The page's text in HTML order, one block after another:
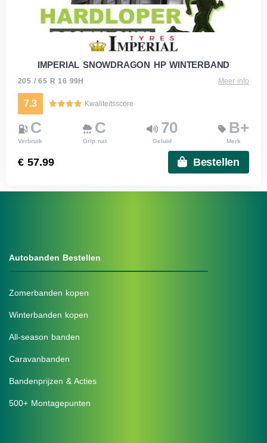
IMPERIAL SNOWDRAGON HP WINTERBAND
205 / 65 R 16 99H Meer info
7.3 Kwaliteitsscore
C
Verbruik
C
Grip nat
70
Geluid
B+
Merk
€ 57.99 Bestellen
Autobanden Bestellen
Zomerbanden kopen
Winterbanden kopen
All-season banden
Caravanbanden
Bandenprijzen & Acties
500+ Montagepunten